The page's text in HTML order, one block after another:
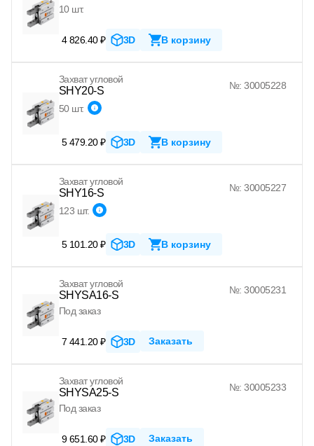
10 шт.
4 826.40 ₽ 3D В корзину
Захват угловой
SHY20-S №: 30005228
50 шт.
5 479.20 ₽ 3D В корзину
Захват угловой
SHY16-S №: 30005227
123 шт.
5 101.20 ₽ 3D В корзину
Захват угловой
SHYSA16-S
№: 30005231
Под заказ
7 441.20 ₽ 3D Заказать
Захват угловой
SHYSA25-S
№: 30005233
Под заказ
9 651.60 ₽ 3D Заказать